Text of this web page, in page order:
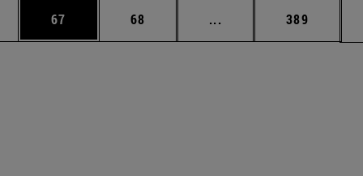
Use TAB para desplazarse.
Página
67 Página
68 ... Páginas intermedias
Página
389